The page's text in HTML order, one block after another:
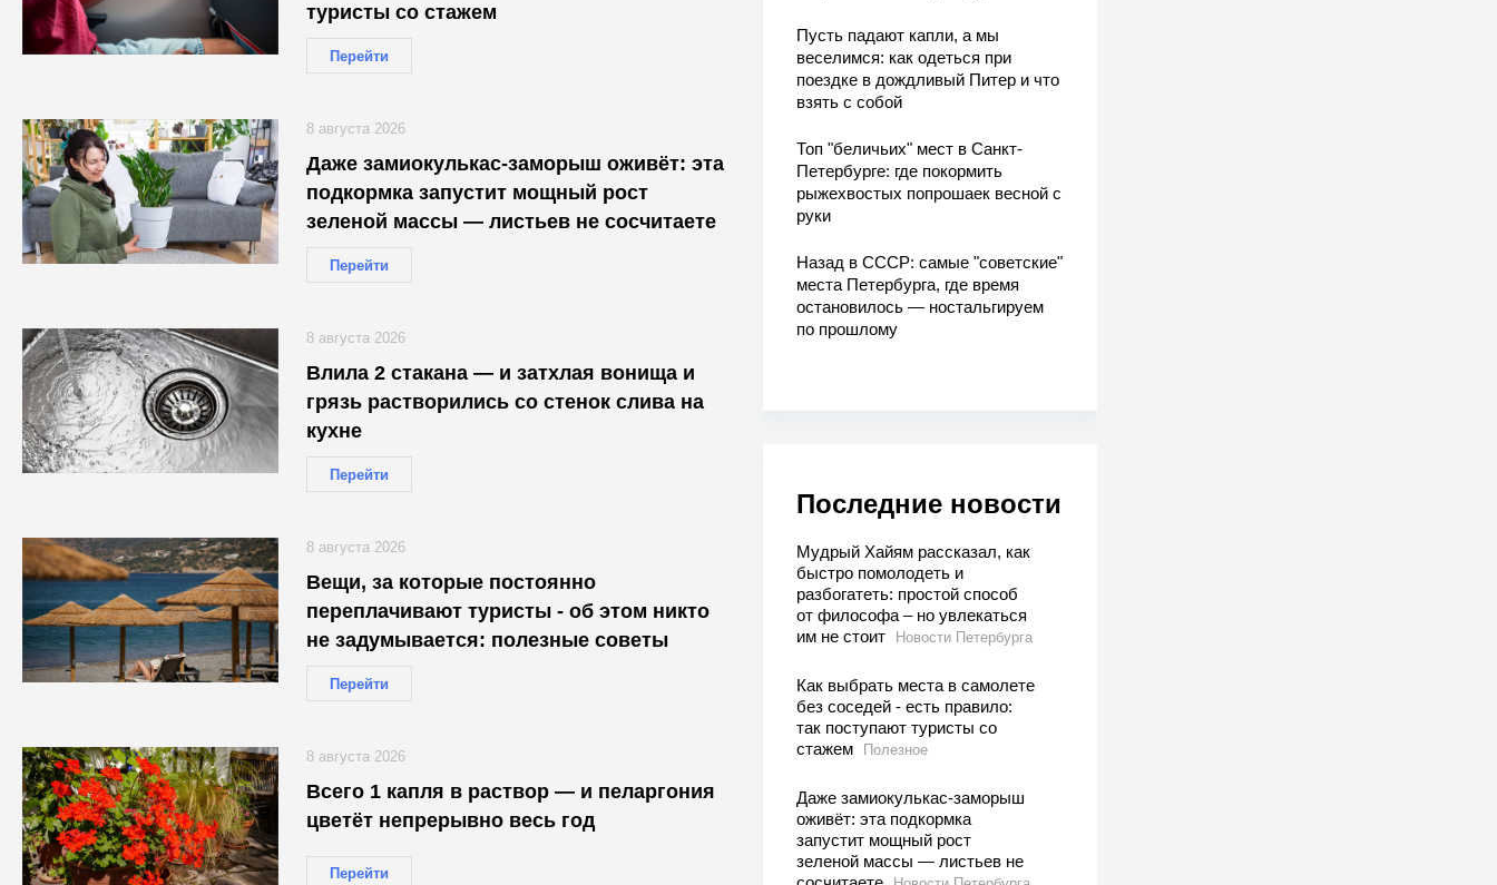
Пусть падают капли, а мы
веселимся: как одеться при
поездке в дождливый Питер и что
взять с собой
Топ "беличьих" мест в Санкт-
Петербурге: где покормить
рыжехвостых попрошаек весной с
руки
Назад в СССР: самые "советские"
места Петербурга, где время
остановилось — ностальгируем
по прошлому
Последние новости
Мудрый Хайям рассказал, как
быстро помолодеть и
разбогатеть: простой способ
от философа – но увлекаться
им не стоит
Новости Петербурга
Как выбрать места в самолете
без соседей - есть правило:
так поступают туристы со
стажем
Полезное
Даже замиокулькас-заморыш
оживёт: эта подкормка
запустит мощный рост
зеленой массы — листьев не
туристы со стажем
Перейти
Даже замиокулькас-заморыш оживёт: эта
подкормка запустит мощный рост
зеленой массы — листьев не сосчитаете
Перейти
8 августа 2026
Влила 2 стакана — и затхлая вонища и
грязь растворились со стенок слива на
кухне
Перейти
8 августа 2026
Вещи, за которые постоянно
переплачивают туристы - об этом никто
не задумывается: полезные советы
Перейти
8 августа 2026
Всего 1 капля в раствор — и пеларгония
цветёт непрерывно весь год
Перейти
8 августа 2026